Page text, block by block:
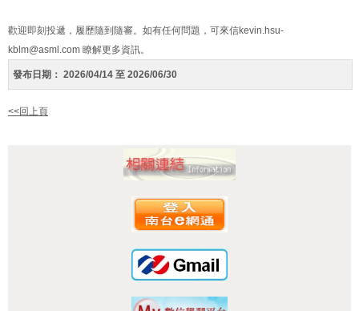
歡迎即刻投遞，履歷隨到隨審。如有任何問題，可來信kevin.hsu-
kblm@asml.com 瞭解更多資訊。
發布日期： 2026/04/14 至 2026/06/30
<<回上頁